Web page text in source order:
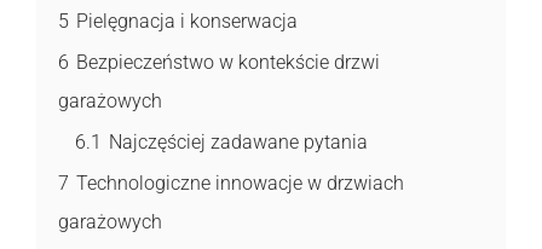
5 Pielęgnacja i konserwacja
6 Bezpieczeństwo w kontekście drzwi
garażowych
6.1 Najczęściej zadawane pytania
7 Technologiczne innowacje w drzwiach
garażowych